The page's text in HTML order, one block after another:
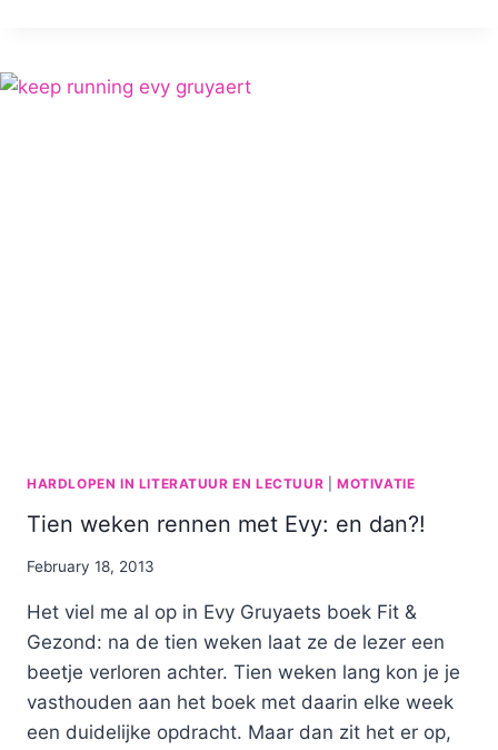
HARDLOPEN IN LITERATUUR EN LECTUUR |MOTIVATIE
Tien weken rennen met Evy: en dan?!
By
February 18, 2013
Het viel me al op in Evy Gruyaets boek Fit &
Gezond: na de tien weken laat ze de lezer een
beetje verloren achter. Tien weken lang kon je je
vasthouden aan het boek met daarin elke week
een duidelijke opdracht. Maar dan zit het er op,